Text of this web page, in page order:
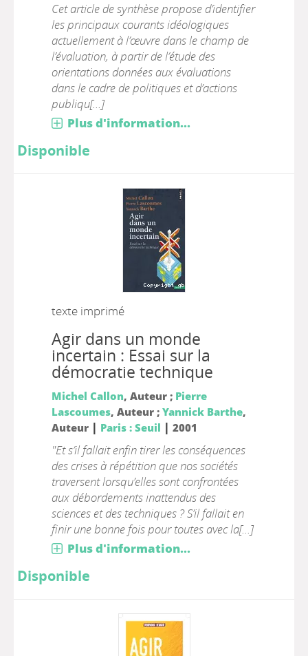
Cet article de synthèse propose d’identifier
les principaux courants idéologiques
actuellement à l’œuvre dans le champ de
l’évaluation, à partir de l’étude des
orientations données aux évaluations
dans le cadre de politiques et d’actions
publiqu[...]
Plus d'information...
Disponible
texte imprimé
Agir dans un monde
incertain : Essai sur la
démocratie technique
Michel Callon, Auteur ; Pierre
Lascoumes, Auteur ; Yannick Barthe,
Auteur | Paris : Seuil | 2001
"Et s’il fallait enfin tirer les conséquences
des crises à répétition que nos sociétés
traversent lorsqu’elles sont confrontées
aux débordements inattendus des
sciences et des techniques ? S’il fallait en
finir une bonne fois pour toutes avec la[...]
Plus d'information...
Disponible